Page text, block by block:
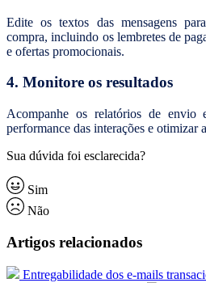
Edite os textos das mensagens
compra, incluindo os lembretes de
e ofertas promocionais.
4. Monitore os resultados
Acompanhe os relatórios de envio
performance das interações e otimizar
Sua dúvida foi esclarecida?
Sim
Não
Artigos relacionados
Entregabilidade dos e-mails